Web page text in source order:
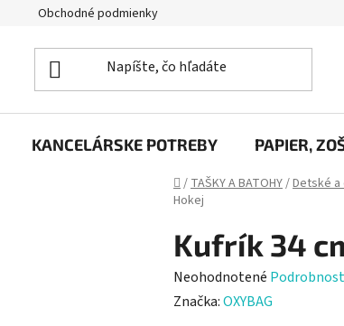
Obchodné podmienky
KANCELÁRSKE POTREBY PAPIER,
Domov
/TAŠKY A BATOHY/Detské
Hokej
Kufrík 34
Priemerné
hodnotenie
Neohodnotené
Značka:OXYBAG